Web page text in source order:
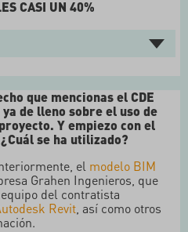
CASI UN 40%
que mencionas el CDE
de lleno sobre el uso de
Y empiezo con el
se ha utilizado?
el modelo BIM
Grahen Ingenieros, que
del contratista
Revit, así como otros